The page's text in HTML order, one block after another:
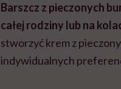
Barszcz z pieczonych
całej rodziny lub na
stworzyć krem z
indywidualnych